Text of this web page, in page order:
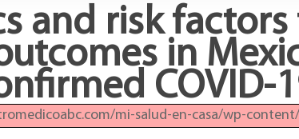
and risk
in
COVID-
mi-salud-en-casa/wp-